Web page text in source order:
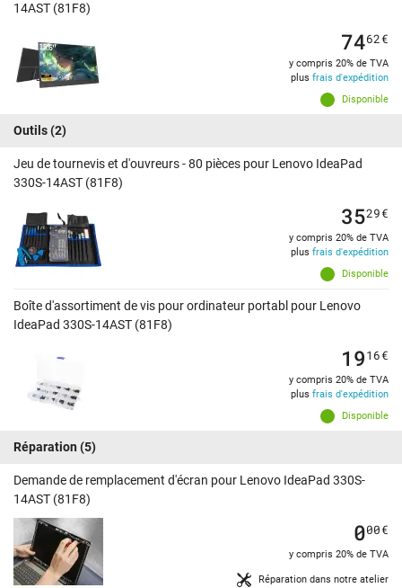
14AST (81F8)
Disponible
7462€
y compris 20% de TVA
plus frais d'expédition
Outils(2)
Jeu de tournevis et d'ouvreurs - 80 pièces pour Lenovo IdeaPad
330S-14AST (81F8)
Disponible
3529€
y compris 20% de TVA
plus frais d'expédition
Boîte d'assortiment de vis pour ordinateur portabl pour Lenovo
IdeaPad 330S-14AST (81F8)
Disponible
1916€
y compris 20% de TVA
plus frais d'expédition
Réparation (5)
Demande de remplacement d'écran pour Lenovo IdeaPad 330S-
14AST (81F8)
Réparation dans notre atelier
000€
y compris 20% de TVA